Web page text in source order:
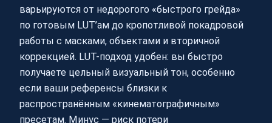
варьируются от недорогого «быстрого грейда»
по готовым LUT’ам до кропотливой покадровой
работы с масками, объектами и вторичной
коррекцией. LUT-подход удобен: вы быстро
получаете цельный визуальный тон, особенно
если ваши референсы близки к
распространённым «кинематографичным»
пресетам. Минус — риск потери